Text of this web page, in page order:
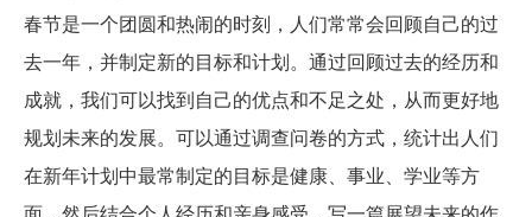
春节是一个团圆和热闹的时刻，人们常常会回顾自己的过
去一年，并制定新的目标和计划。通过回顾过去的经历和
成就，我们可以找到自己的优点和不足之处，从而更好地
规划未来的发展。可以通过调查问卷的方式，统计出人们
在新年计划中最常制定的目标是健康、事业、学业等方